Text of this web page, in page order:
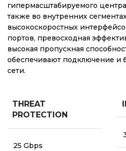
гипермасштабируемого
также во внутренних
высокоскоростных
портов, превосходная
высокая пропускная
обеспечивают подключение и
сети.
THREAT
PROTECTION
25 Gbps